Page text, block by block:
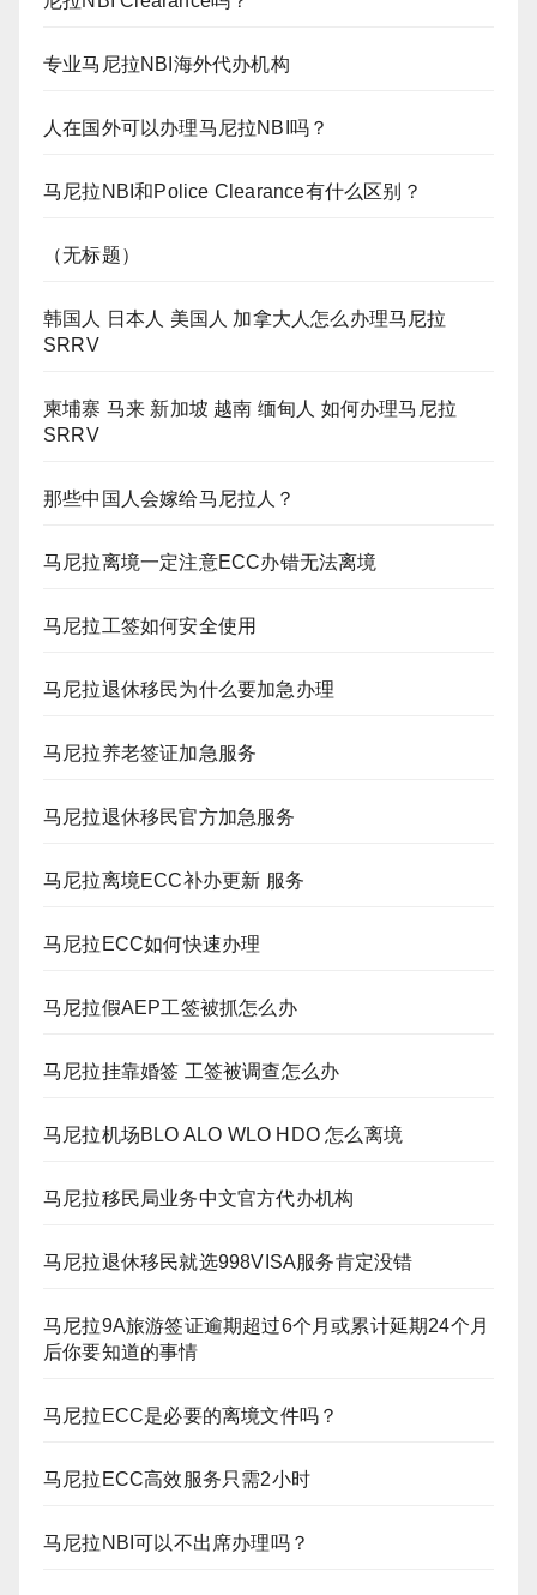
专业马尼拉NBI海外代办机构
人在国外可以办理马尼拉NBI吗？
马尼拉NBI和Police Clearance有什么区别？
（无标题）
韩国人 日本人 美国人 加拿大人怎么办理马尼拉
SRRV
柬埔寨 马来 新加坡 越南 缅甸人 如何办理马尼拉
SRRV
那些中国人会嫁给马尼拉人？
马尼拉离境一定注意ECC办错无法离境
马尼拉工签如何安全使用
马尼拉退休移民为什么要加急办理
马尼拉养老签证加急服务
马尼拉退休移民官方加急服务
马尼拉离境ECC补办更新 服务
马尼拉ECC如何快速办理
马尼拉假AEP工签被抓怎么办
马尼拉挂靠婚签 工签被调查怎么办
马尼拉机场BLO ALO WLO HDO 怎么离境
马尼拉移民局业务中文官方代办机构
马尼拉退休移民就选998VISA服务肯定没错
马尼拉9A旅游签证逾期超过6个月或累计延期24个月
后你要知道的事情
马尼拉ECC是必要的离境文件吗？
马尼拉ECC高效服务只需2小时
马尼拉NBI可以不出席办理吗？